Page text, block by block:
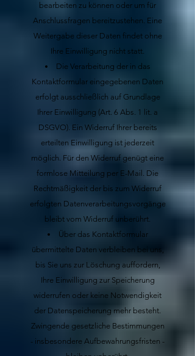
bearbeiten zu können oder um für
Anschlussfragen bereitzustehen. Eine
Weitergabe dieser Daten findet ohne
Ihre Einwilligung nicht statt.
Die Verarbeitung der in das
Kontaktformular eingegebenen Daten
erfolgt ausschließlich auf Grundlage
Ihrer Einwilligung (Art. 6 Abs. 1 lit. a
DSGVO). Ein Widerruf Ihrer bereits
erteilten Einwilligung ist jederzeit
möglich. Für den Widerruf genügt eine
formlose Mitteilung per E-Mail. Die
Rechtmäßigkeit der bis zum Widerruf
erfolgten Datenverarbeitungsvorgänge
bleibt vom Widerruf unberührt.
Über das Kontaktformular
übermittelte Daten verbleiben bei uns,
bis Sie uns zur Löschung auffordern,
Ihre Einwilligung zur Speicherung
widerrufen oder keine Notwendigkeit
der Datenspeicherung mehr besteht.
Zwingende gesetzliche Bestimmungen
- insbesondere Aufbewahrungsfristen -